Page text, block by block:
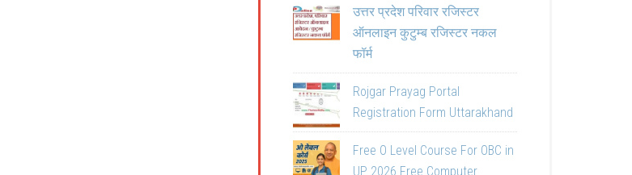
उत्तर प्रदेश परिवार रजिस्टर
ऑनलाइन कुटुम्ब रजिस्टर नकल
फॉर्म
Rojgar Prayag Portal
Registration Form Uttarakhand
Free O Level Course For OBC in
UP 2026 Free Computer